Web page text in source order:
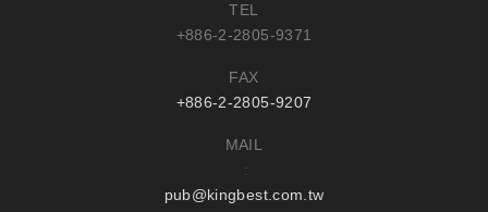
TEL
+886-2-2805-9371
FAX
+886-2-2805-9207
MAIL
:
pub@kingbest.com.tw